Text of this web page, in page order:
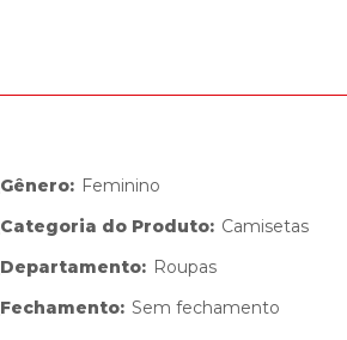
_Gênero: Feminino
_Categoria do Produto: Camisetas
_Departamento: Roupas
_Fechamento: Sem fechamento